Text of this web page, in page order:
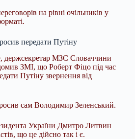
на рівні очільників у
передати Путіну
держсекретар МЗС Словаччини
ЗМІ, що Роберт Фіцо під час
Путіну звернення від
сам Володимир Зеленський.
України Дмитро Литвин
що це дійсно так і є.